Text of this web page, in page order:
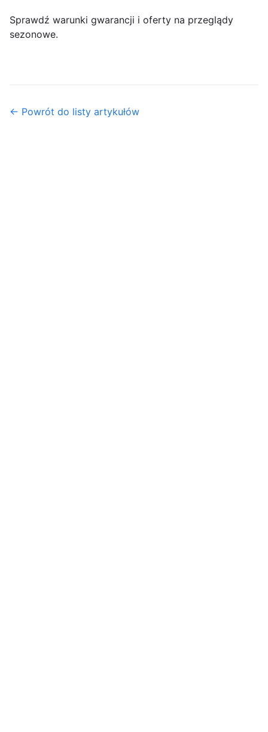
Sprawdź warunki gwarancji i oferty na przeglądy
sezonowe.
← Powrót do listy artykułów